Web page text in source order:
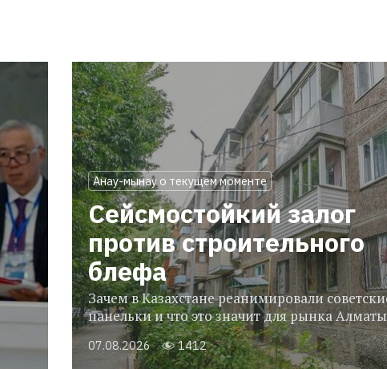
Анау-мынау о текущем моменте
Сейсмостойкий залог
против строительного
блефа
Зачем в Казахстане реанимировали
панельки и что это значит для рынка Алматы
07.08.2026 1412